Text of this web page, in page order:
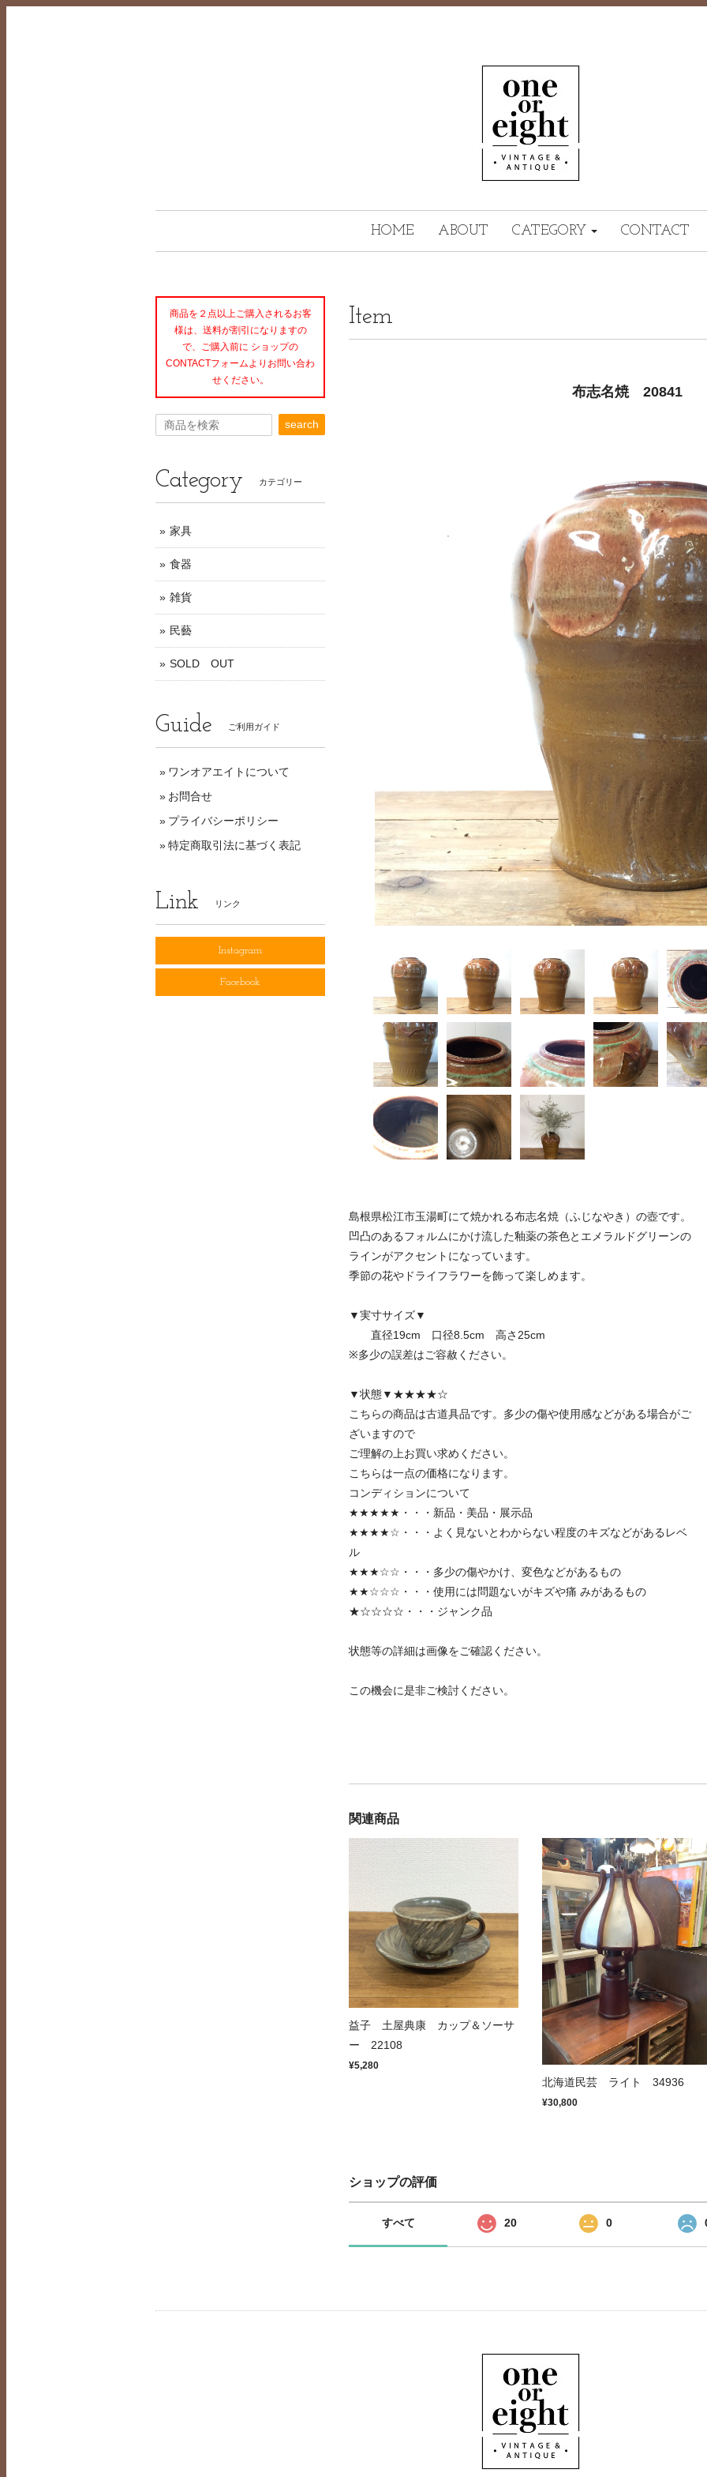
HOME ABOUT CATEGORY CONTACT
Item
布志名焼 20841
島根県松江市玉湯町にて焼かれる布志名焼（ふじなやき）の壺です。
凹凸のあるフォルムにかけ流した釉薬の茶色とエメラルドグリーンの
ラインがアクセントになっています。
季節の花やドライフラワーを飾って楽しめます。
▼実寸サイズ▼
直径19cm 口径8.5cm 高さ25cm
※多少の誤差はご容赦ください。
▼状態▼★★★★☆
こちらの商品は古道具品です。多少の傷や使用感などがある場合がご
ざいますので
ご理解の上お買い求めください。
こちらは一点の価格になります。
コンディションについて
★★★★★・・・新品・美品・展示品
★★★★☆・・・よく見ないとわからない程度のキズなどがあるレベ
ル
★★★☆☆・・・多少の傷やかけ、変色などがあるもの
★★☆☆☆・・・使用には問題ないがキズや痛 みがあるもの
★☆☆☆☆・・・ジャンク品
状態等の詳細は画像をご確認ください。
この機会に是非ご検討ください。
関連商品
益子 土屋典康 カップ＆ソーサ
ー 22108
¥5,280
北海道民芸 ライト 34936
¥30,800
ショップの評価
すべて 20 0
商品を２点以上ご購入されるお客
様は、送料が割引になりますの
で、ご購入前に ショップの
CONTACTフォームよりお問い合わ
せください。
search
Category カテゴリー
家具
食器
雑貨
民藝
SOLD OUT
Guide ご利用ガイド
ワンオアエイトについて
お問合せ
プライバシーポリシー
特定商取引法に基づく表記
Link リンク
Instagram
Facebook